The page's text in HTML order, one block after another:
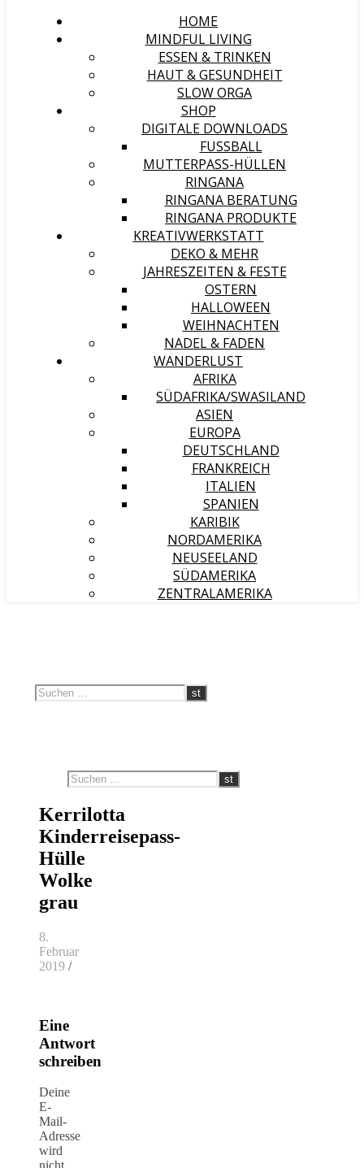
HOME
MINDFUL LIVING
ESSEN & TRINKEN
HAUT & GESUNDHEIT
SLOW ORGA
SHOP
DIGITALE DOWNLOADS
FUSSBALL
MUTTERPASS-HÜLLEN
RINGANA
RINGANA BERATUNG
RINGANA PRODUKTE
KREATIVWERKSTATT
DEKO & MEHR
JAHRESZEITEN & FESTE
OSTERN
HALLOWEEN
WEIHNACHTEN
NADEL & FADEN
WANDERLUST
AFRIKA
SÜDAFRIKA/SWASILAND
ASIEN
EUROPA
DEUTSCHLAND
FRANKREICH
ITALIEN
SPANIEN
KARIBIK
NORDAMERIKA
NEUSEELAND
SÜDAMERIKA
ZENTRALAMERIKA
Kerrilotta
Kinderreisepass-
Hülle
Wolke
grau
8.
Februar
2019 /
Eine
Antwort
schreiben
Deine
E-
Mail-
Adresse
wird